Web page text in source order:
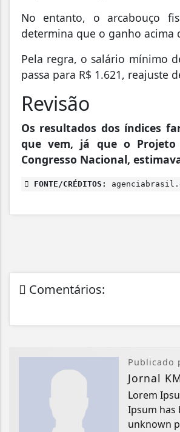
No entanto, o arcabouço
determina que o ganho acima
Pela regra, o salário mínimo
passa para R$ 1.621, reajuste
Revisão
Os resultados dos índices
que vem, já que o Projeto
Congresso Nacional,
FONTE/CRÉDITOS:
Comentários:
Publicado
Jornal
Lorem
Ipsum has
unknown